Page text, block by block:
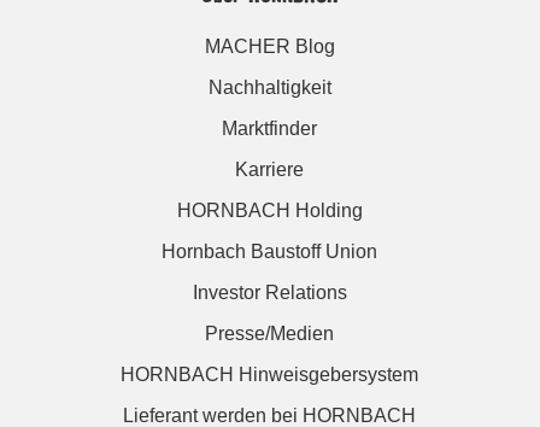
MACHER Blog
Nachhaltigkeit
Marktfinder
Karriere
HORNBACH Holding
Hornbach Baustoff Union
Investor Relations
Presse/Medien
HORNBACH Hinweisgebersystem
Lieferant werden bei HORNBACH